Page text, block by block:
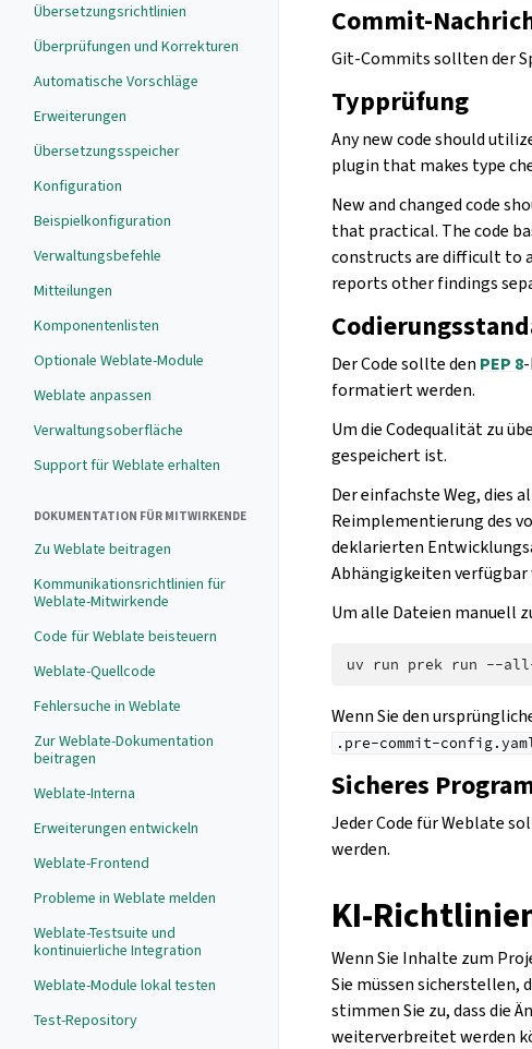
Übersetzungsrichtlinien
Überprüfungen und Korrekturen
Automatische Vorschläge
Erweiterungen
Übersetzungsspeicher
Konfiguration
Beispielkonfiguration
Verwaltungsbefehle
Mitteilungen
Komponentenlisten
Optionale Weblate-Module
Weblate anpassen
Verwaltungsoberfläche
Support für Weblate erhalten
DOKUMENTATION FÜR MITWIRKENDE
Zu Weblate beitragen
Kommunikationsrichtlinien für
Weblate-Mitwirkende
Code für Weblate beisteuern
Weblate-Quellcode
Fehlersuche in Weblate
Zur Weblate-Dokumentation
beitragen
Weblate-Interna
Erweiterungen entwickeln
Weblate-Frontend
Probleme in Weblate melden
Weblate-Testsuite und
kontinuierliche Integration
Weblate-Module lokal testen
Test-Repository
Commit-
Git-Commits sollten der
Typprüfung
Any new code should
plugin that makes type
New and changed code
that practical. The code
constructs are difficult to
reports other findings
Der Code sollte den PEP 8
formatiert werden.
Um die Codequalität zu
gespeichert ist.
Der einfachste Weg, dies
Reimplementierung des
deklarierten
Abhängigkeiten verfügbar
Um alle Dateien manuell
uv run prek run
Wenn Sie den
.pre-commit-
Sicheres
Jeder Code für Weblate
werden.
KI-
Wenn Sie Inhalte zum
Sie müssen sicherstellen,
stimmen Sie zu, dass die
weiterverbreitet werden